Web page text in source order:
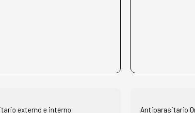
externo e interno. Antiparasitario